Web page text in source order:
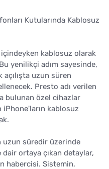
Kutularında Kablosuz
içindeyken kablosuz olarak
yenilikçi adım sayesinde,
açılışta uzun süren
Presto adı verilen
bulunan özel cihazlar
kablosuz
uzun süredir üzerinde
ortaya çıkan detaylar,
habercisi. Sistemin,